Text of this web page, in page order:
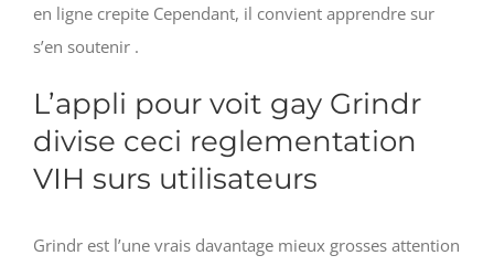
en ligne crepite Cependant, il convient apprendre sur
s’en soutenir .
L’appli pour voit gay Grindr
divise ceci reglementation
VIH surs utilisateurs
Grindr est l’une vrais davantage mieux grosses attention